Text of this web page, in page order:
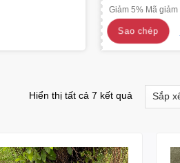
Giảm 5% Mã
Sao chép
Hiển thị tất cả 7 kết quả